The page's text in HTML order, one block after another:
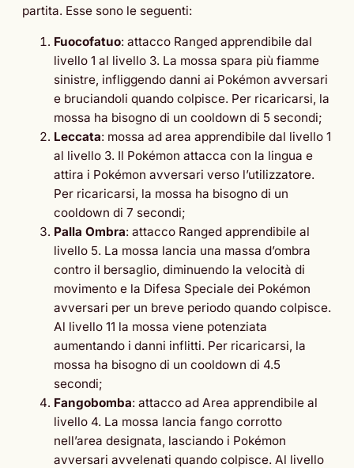
partita. Esse sono le seguenti:
Fuocofatuo: attacco Ranged apprendibile dal
livello 1 al livello 3. La mossa spara più fiamme
sinistre, infliggendo danni ai Pokémon avversari
e bruciandoli quando colpisce. Per ricaricarsi, la
mossa ha bisogno di un cooldown di 5 secondi;
Leccata: mossa ad area apprendibile dal livello 1
al livello 3. Il Pokémon attacca con la lingua e
attira i Pokémon avversari verso l’utilizzatore.
Per ricaricarsi, la mossa ha bisogno di un
cooldown di 7 secondi;
Palla Ombra: attacco Ranged apprendibile al
livello 5. La mossa lancia una massa d’ombra
contro il bersaglio, diminuendo la velocità di
movimento e la Difesa Speciale dei Pokémon
avversari per un breve periodo quando colpisce.
Al livello 11 la mossa viene potenziata
aumentando i danni inflitti. Per ricaricarsi, la
mossa ha bisogno di un cooldown di 4.5
secondi;
Fangobomba: attacco ad Area apprendibile al
livello 4. La mossa lancia fango corrotto
nell’area designata, lasciando i Pokémon
avversari avvelenati quando colpisce. Al livello